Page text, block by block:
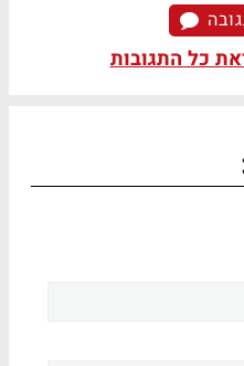
כל התגובות